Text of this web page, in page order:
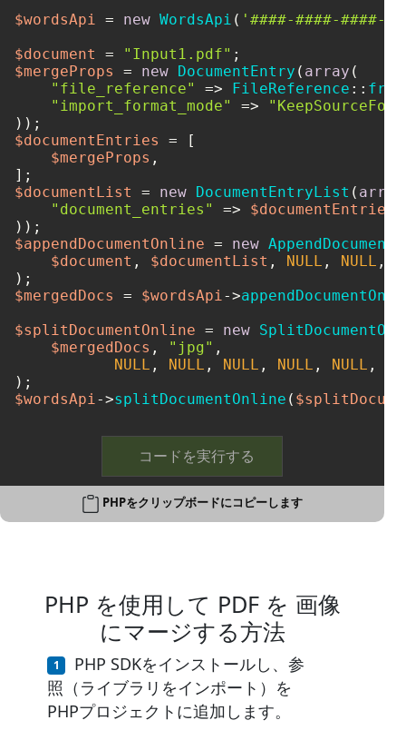
$wordsApi = new WordsApi ( '####-####-####-
$document
= "Input1.pdf"
$mergeProps
= new DocumentEntry ( array (
"file_reference"
=> FileReference ::
"import_format_mode"
=>
$documentEntries
= [
$mergeProps ,
$documentList
= new DocumentEntryList ( array
"document_entries"
=> $documentEntries
$appendDocumentOnline = new
$document , $documentList , NULL , NULL ,
$mergedDocs
= $wordsApi->
$splitDocumentOnline = new
$mergedDocs , "jpg" ,
NULL , NULL , NULL , NULL , NULL ,
$wordsApi->splitDocumentOnline (
コードを実行する
PHPをクリップボードにコピーします
PHP を使用して PDF を 画像
にマージする方法
PHP SDKをインストールし、参
照（ライブラリをインポート）を
PHPプロジェクトに追加します。